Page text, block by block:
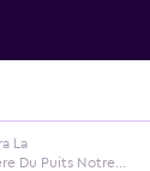
La
Du Puits Notre